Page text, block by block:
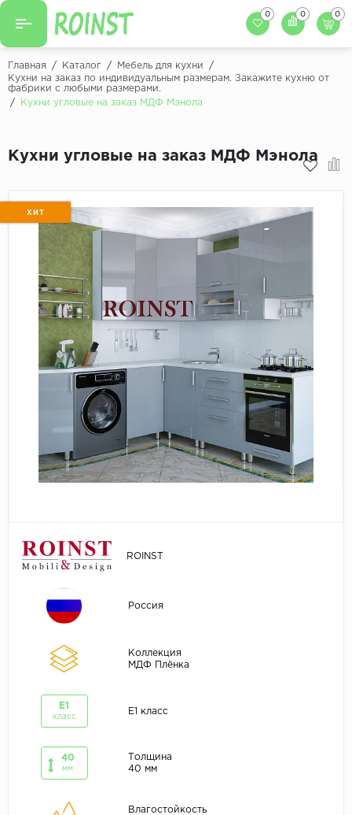
Назад
Кухни на заказ
Кухонный фартук
Декоры кухонных фартуков
Декоры ЛДСП для мебели
Декоры обоев под мебель
0 0 0
Главная / Каталог / Мебель для кухни
/
Кухни на заказ по индивидуальным размерам. Закажите кухню от
фабрики с любыми размерами.
/
Кухни угловые на заказ МДФ Мэнола
Кухни угловые на заказ МДФ Мэнола
ХИТ
ROINST
Россия
Коллекция
МДФ Плёнка
E1
класс
E1 класс
40
мм
Толщина
40 мм
Влагостойкость